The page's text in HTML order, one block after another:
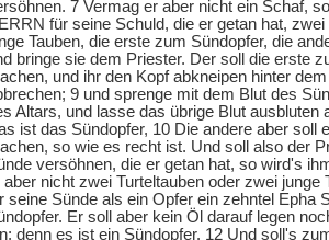
7 Vermag er aber nicht ein Schaf,
für seine Schuld, die er getan hat,
Tauben, die erste zum Sündopfer, die
bringe sie dem Priester. Der soll die erste
und ihr den Kopf abkneipen hinter
9 und sprenge mit dem Blut des
Altars, und lasse das übrige Blut ausbluten
ist das Sündopfer, 10 Die andere aber soll
so wie es recht ist. Und soll also der
versöhnen, die er getan hat, so wird's
aber nicht zwei Turteltauben oder zwei junge
seine Sünde als ein Opfer ein zehntel Epha
Er soll aber kein Öl darauf legen
denn es ist ein Sündopfer. 12 Und soll's